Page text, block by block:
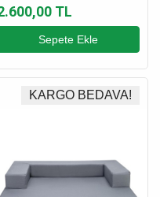
Yatağı M - 65 x 80
TL
Sepete Ekle
KARGO BEDAVA!